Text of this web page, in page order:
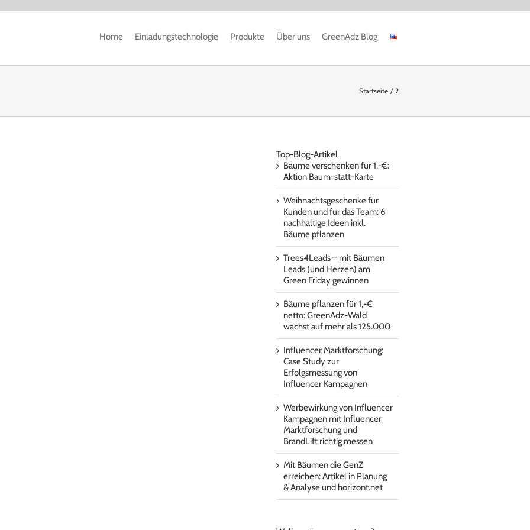
Home
Einladungstechnologie Produkte Über uns GreenAdz Blog
Startseite 2
Top-Blog-Artikel
Bäume verschenken für 1,-€:
Aktion Baum-statt-Karte
Weihnachtsgeschenke für
Kunden und für das Team: 6
nachhaltige Ideen inkl.
Bäume pflanzen
Trees4Leads – mit Bäumen
Leads (und Herzen) am
Green Friday gewinnen
Bäume pflanzen für 1,-€
netto: GreenAdz-Wald
wächst auf mehr als 125.000
Influencer Marktforschung:
Case Study zur
Erfolgsmessung von
Influencer Kampagnen
Werbewirkung von Influencer
Kampagnen mit Influencer
Marktforschung und
BrandLift richtig messen
Mit Bäumen die GenZ
erreichen: Artikel in Planung
& Analyse und horizont.net